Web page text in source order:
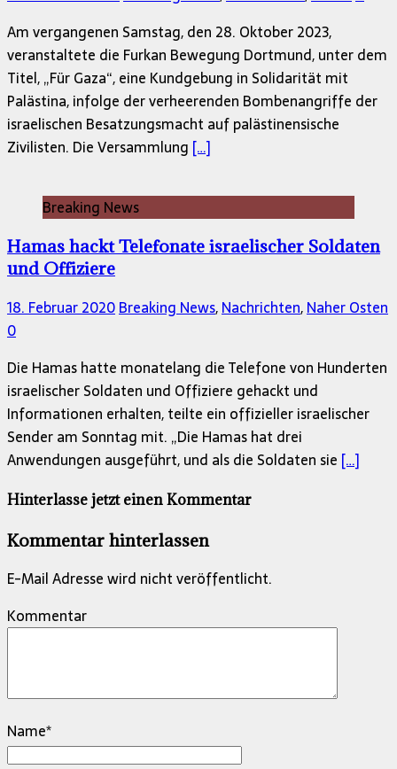
Am vergangenen Samstag, den 28. Oktober 2023,
veranstaltete die Furkan Bewegung Dortmund, unter dem
Titel, „Für Gaza“, eine Kundgebung in Solidarität mit
Palästina, infolge der verheerenden Bombenangriffe der
israelischen Besatzungsmacht auf palästinensische
Zivilisten. Die Versammlung […]
Breaking News
Hamas hackt Telefonate israelischer Soldaten
und Offiziere
18. Februar 2020Breaking News,Nachrichten,Naher Osten
0
Die Hamas hatte monatelang die Telefone von Hunderten
israelischer Soldaten und Offiziere gehackt und
Informationen erhalten, teilte ein offizieller israelischer
Sender am Sonntag mit. „Die Hamas hat drei
Anwendungen ausgeführt, und als die Soldaten sie […]
Hinterlasse jetzt einen Kommentar
Kommentar hinterlassen
E-Mail Adresse wird nicht veröffentlicht.
Kommentar
Name*